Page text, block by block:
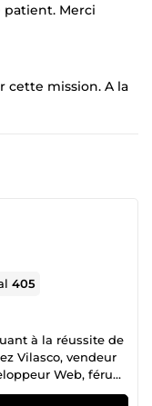
patient. Merci
cette mission. A la
405
à la réussite de
Vilasco, vendeur
Web, féru
en ligne avec